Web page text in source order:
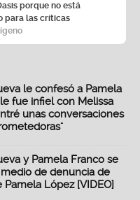
porque no está
para las críticas
le confesó a Pamela
fue infiel con Melissa
unas conversaciones
y Pamela Franco se
medio de denuncia de
Pamela López [VIDEO]